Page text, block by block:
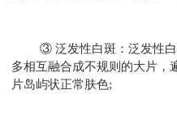
③ 泛发性白斑：泛发性
多相互融合成不规则的大片，
片岛屿状正常肤色;